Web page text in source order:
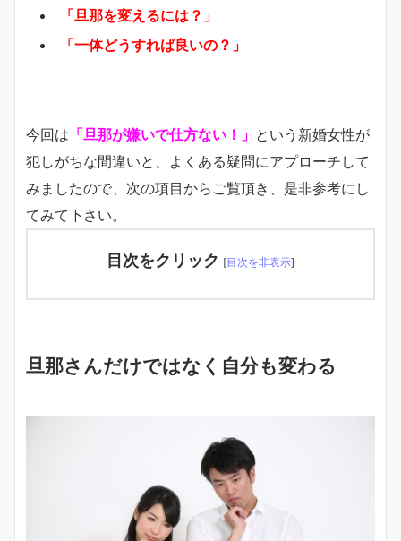
「旦那を変えるには？」
「一体どうすれば良いの？」
今回は 「旦那が嫌いで仕方ない！」 という新婚女性が
犯しがちな間違いと、よくある疑問にアプローチして
みましたので、次の項目からご覧頂き、是非参考にし
てみて下さい。
目次をクリック [目次を非表示]
旦那さんだけではなく自分も変わる